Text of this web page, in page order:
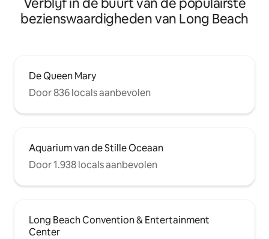
bezienswaardigheden van Long Beach
De Queen Mary
Door 836 locals aanbevolen
Aquarium van de Stille Oceaan
Door 1.938 locals aanbevolen
Long Beach Convention & Entertainment
Center